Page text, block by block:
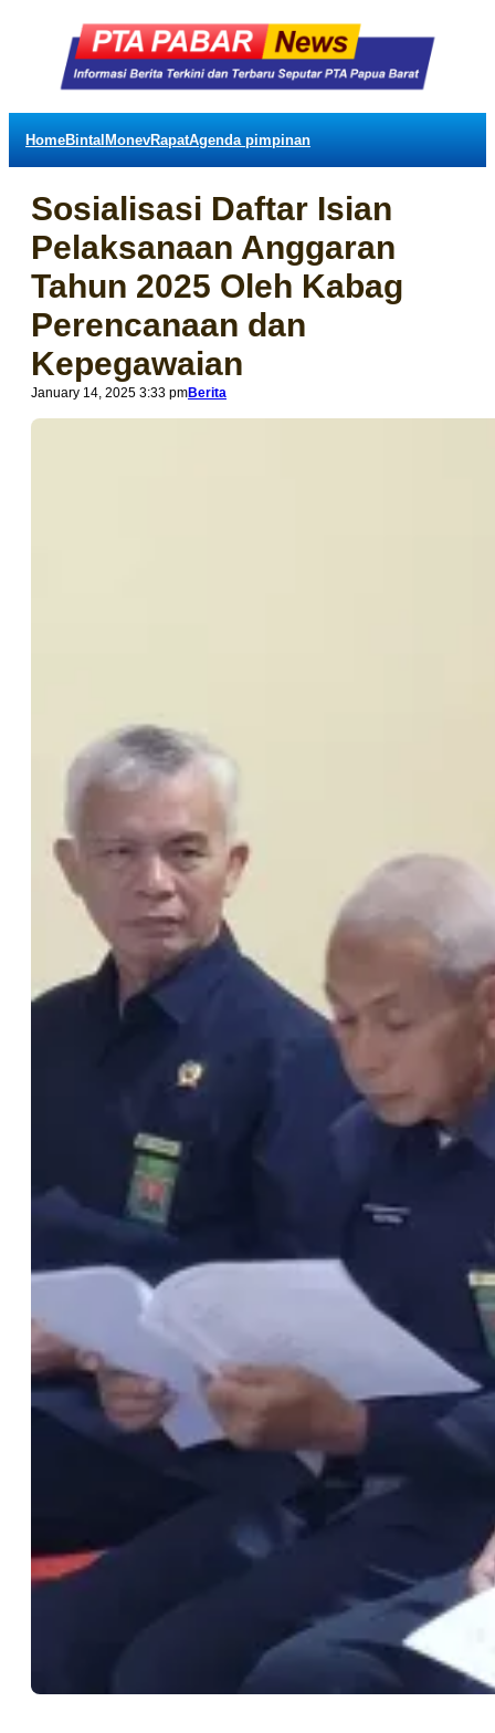
HomeBintal MonevRapatAgenda pimpinan
Sosialisasi Daftar Isian
Pelaksanaan Anggaran
Tahun 2025 Oleh Kabag
Perencanaan dan
Kepegawaian
January 14, 2025 3:33 pmBerita